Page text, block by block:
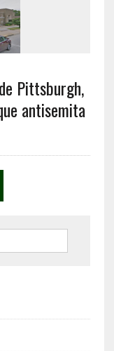
Pittsburgh,
antisemita